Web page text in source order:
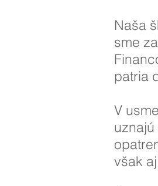
Naša
sme
patria
V
však